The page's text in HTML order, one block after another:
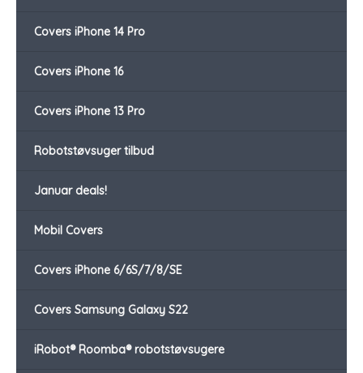
Covers iPhone 14 Pro
Covers iPhone 16
Covers iPhone 13 Pro
Robotstøvsuger tilbud
Januar deals!
Mobil Covers
Covers iPhone 6/6S/7/8/SE
Covers Samsung Galaxy S22
iRobot® Roomba® robotstøvsugere